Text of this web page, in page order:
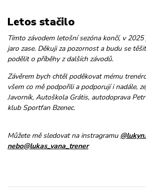
Letos stačilo
Tímto závodem letošní sezóna končí, v
jaro zase. Děkuji za pozornost a budu se
podělit o příběhy z dalších závodů.
Závěrem bych chtěl poděkovat mému
všem co mě podpořili a podporují i nadále,
Javorník, Autoškola Grátis, autodoprava
klub Sportfan Bzenec.
Můžete mě sledovat na instragramu
nebo@lukas_vana_trener